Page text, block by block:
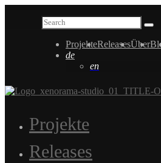
ProjekteReleasesÜber
de
en
Projekte
Releases